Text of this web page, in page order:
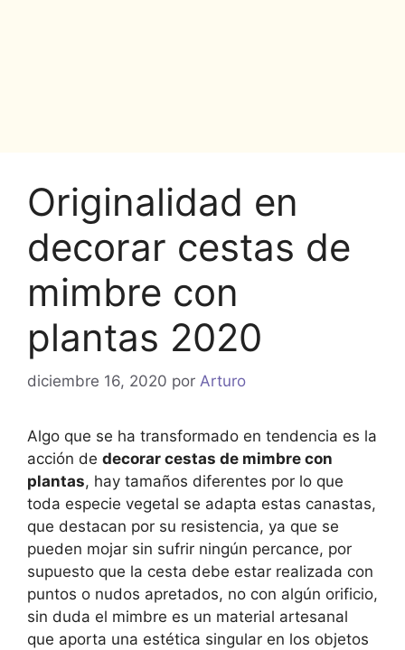
Originalidad en
decorar cestas de
mimbre con
plantas 2020
diciembre 16, 2020 por Arturo
Algo que se ha transformado en tendencia es la
acción de decorar cestas de mimbre con
plantas, hay tamaños diferentes por lo que
toda especie vegetal se adapta estas canastas,
que destacan por su resistencia, ya que se
pueden mojar sin sufrir ningún percance, por
supuesto que la cesta debe estar realizada con
puntos o nudos apretados, no con algún orificio,
sin duda el mimbre es un material artesanal
que aporta una estética singular en los objetos